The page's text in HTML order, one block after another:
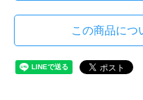
この商品につ